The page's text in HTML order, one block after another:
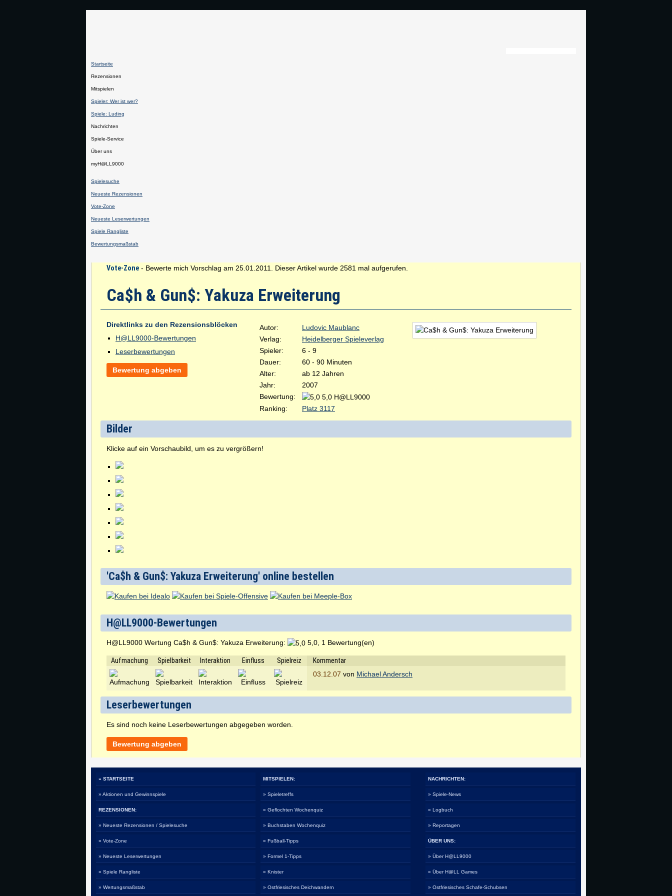
Startseite
Rezensionen
Mitspielen
Spieler: Wer ist wer?
Spiele: Luding
Nachrichten
Spiele-Service
Über uns
myH@LL9000
Spielesuche
Neueste Rezensionen
Vote-Zone
Neueste Leserwertungen
Spiele Rangliste
Bewertungsmaßstab
Vote-Zone - Bewerte mich Vorschlag am 25.01.2011. Dieser Artikel wurde 2581 mal aufgerufen.
Ca$h & Gun$: Yakuza Erweiterung
Direktlinks zu den Rezensionsblöcken
H@LL9000-Bewertungen
Leserbewertungen
Bewertung abgeben
Autor:
Ludovic Maublanc
Verlag:
Heidelberger Spieleverlag
Spieler:
6 - 9
Dauer:
60 - 90 Minuten
Alter:
ab 12 Jahren
Jahr:
2007
Bewertung:
5,0 H@LL9000
Ranking:
Platz 3117
Bilder
Klicke auf ein Vorschaubild, um es zu vergrößern!
'Ca$h & Gun$: Yakuza Erweiterung' online bestellen
H@LL9000-Bewertungen
H@LL9000 Wertung Ca$h & Gun$: Yakuza Erweiterung: 5,0, 1 Bewertung(en)
Aufmachung Spielbarkeit Interaktion Einfluss Spielreiz
Kommentar
03.12.07 von Michael Andersch
Leserbewertungen
Es sind noch keine Leserbewertungen abgegeben worden.
Bewertung abgeben
» STARTSEITE
» Aktionen und Gewinnspiele
REZENSIONEN:
» Neueste Rezensionen / Spielesuche
» Vote-Zone
» Neueste Leserwertungen
» Spiele Rangliste
» Wertungsmaßstab
MITSPIELEN:
» Spieletreffs
» Geflochten Wochenquiz
» Buchstaben Wochenquiz
» Fußball-Tipps
» Formel 1-Tipps
» Knister
» Ostfriesisches Deichwandern
NACHRICHTEN:
» Spiele-News
» Logbuch
» Reportagen
ÜBER UNS:
» Über H@LL9000
» Über H@LL Games
» Ostfriesisches Schafe-Schubsen